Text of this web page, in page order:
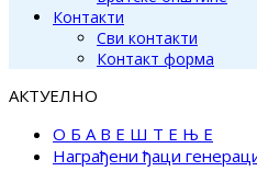
Контакти
Сви контакти
Контакт форма
АКТУЕЛНО
О Б А В Е Ш Т Е Њ Е
Награђени ђаци